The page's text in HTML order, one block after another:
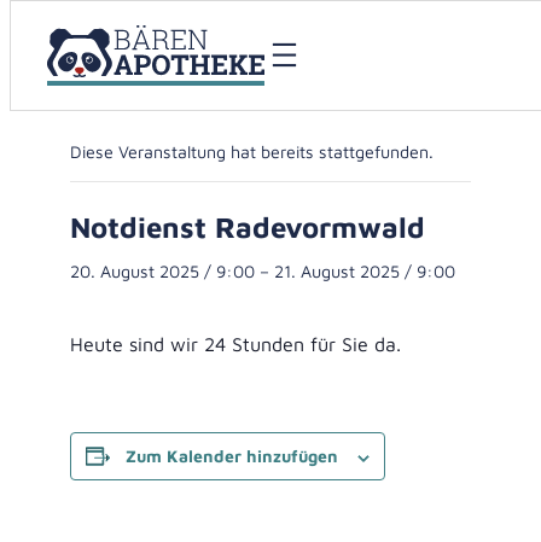
« Alle Veranstaltungen
Diese Veranstaltung hat bereits stattgefunden.
Notdienst Radevormwald
20. August 2025 / 9:00 – 21. August 2025 / 9:00
Heute sind wir 24 Stunden für Sie da.
Zum Kalender hinzufügen